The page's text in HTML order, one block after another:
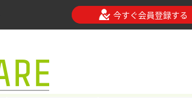
今すぐ会員登録する